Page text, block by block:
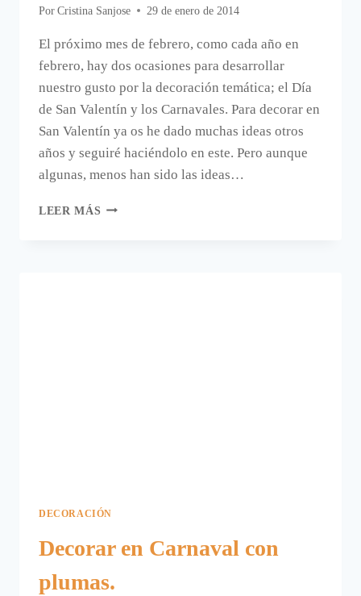
Por Cristina Sanjose 29 de enero de 2014
El próximo mes de febrero, como cada año en
febrero, hay dos ocasiones para desarrollar
nuestro gusto por la decoración temática; el Día
de San Valentín y los Carnavales. Para decorar en
San Valentín ya os he dado muchas ideas otros
años y seguiré haciéndolo en este. Pero aunque
algunas, menos han sido las ideas…
LEER MÁS DECORACIÓN
DECORACIÓN
Decorar en Carnaval con
plumas.